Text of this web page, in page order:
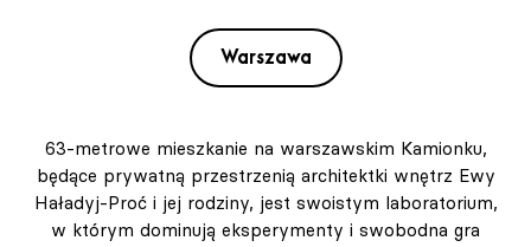
Warszawa
63-metrowe mieszkanie na warszawskim Kamionku,
będące prywatną przestrzenią architektki wnętrz Ewy
Haładyj-Proć i jej rodziny, jest swoistym laboratorium,
w którym dominują eksperymenty i swobodna gra